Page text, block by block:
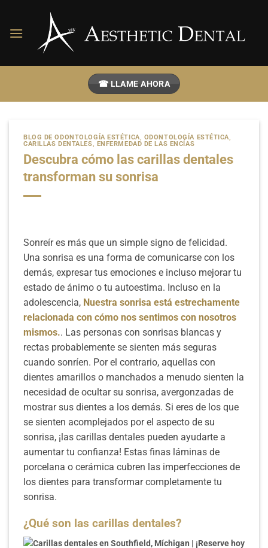
contenido
☎ LLAME AHORA
BLOG DE ODONTOLOGÍA ESTÉTICA, ODONTOLOGÍA ESTÉTICA,
CARILLAS DENTALES, ENFERMEDAD DE LAS ENCÍAS
Descubra cómo las carillas dentales
transforman su sonrisa
Sonreír es más que un simple signo de felicidad.
Una sonrisa es una forma de comunicarse con los
demás, expresar tus emociones e incluso mejorar tu
estado de ánimo o tu autoestima. Incluso en la
adolescencia, Nuestra sonrisa está estrechamente
relacionada con cómo nos sentimos con nosotros
mismos.. Las personas con sonrisas blancas y
rectas probablemente se sienten más seguras
cuando sonríen. Por el contrario, aquellas con
dientes amarillos o manchados a menudo sienten la
necesidad de ocultar su sonrisa, avergonzadas de
mostrar sus dientes a los demás. Si eres de los que
se sienten acomplejados por el aspecto de su
sonrisa, ¡las carillas dentales pueden ayudarte a
aumentar tu confianza! Estas finas láminas de
porcelana o cerámica cubren las imperfecciones de
los dientes para transformar completamente tu
sonrisa.
¿Qué son las carillas dentales?